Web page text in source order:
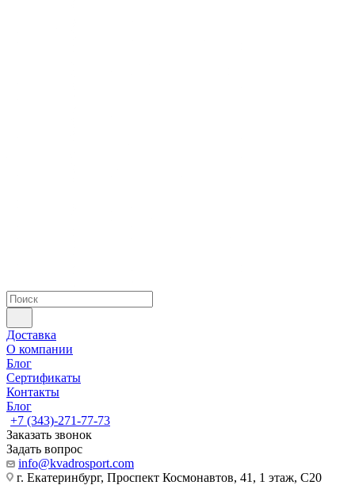
Доставка
О компании
Блог
Сертификаты
Контакты
Блог
+7 (343)-271-77-73
Заказать звонок
Задать вопрос
info@kvadrosport.com
г. Екатеринбург, Проспект Космонавтов, 41, 1 этаж, С20